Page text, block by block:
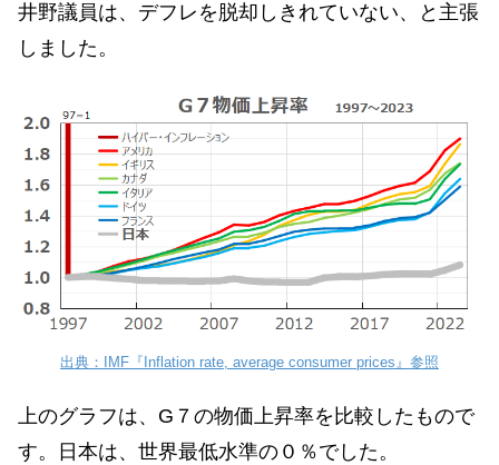
井野議員は、デフレを脱却しきれていない、と主張
しました。
出典：IMF『Inflation rate, average consumer prices』参照
上のグラフは、G７の物価上昇率を比較したもので
す。日本は、世界最低水準の０％でした。